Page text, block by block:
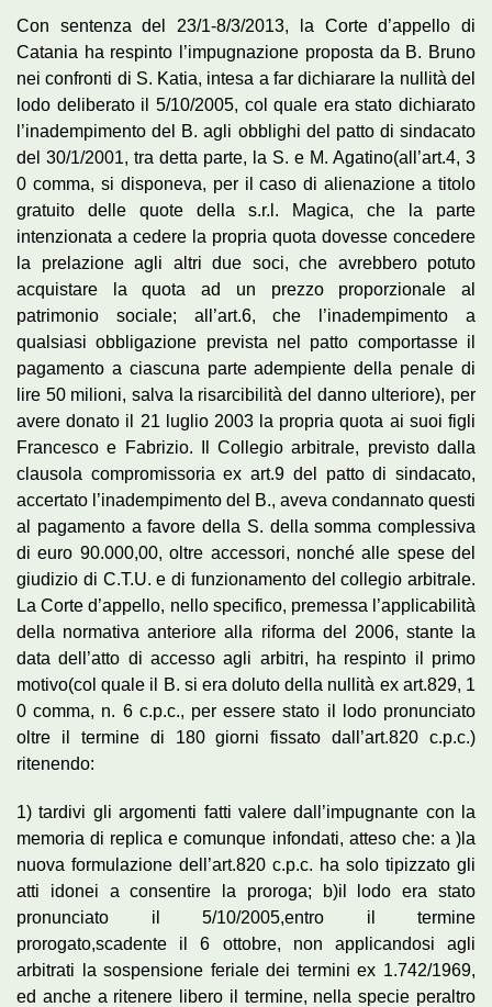
Con sentenza del 23/1-8/3/2013, la Corte d’appello di
Catania ha respinto l’impugnazione proposta da B. Bruno
nei confronti di S. Katia, intesa a far dichiarare la nullità del
lodo deliberato il 5/10/2005, col quale era stato dichiarato
l’inadempimento del B. agli obblighi del patto di sindacato
del 30/1/2001, tra detta parte, la S. e M. Agatino(all’art.4, 3
0 comma, si disponeva, per il caso di alienazione a titolo
gratuito delle quote della s.r.l. Magica, che la parte
intenzionata a cedere la propria quota dovesse concedere
la prelazione agli altri due soci, che avrebbero potuto
acquistare la quota ad un prezzo proporzionale al
patrimonio sociale; all’art.6, che l’inadempimento a
qualsiasi obbligazione prevista nel patto comportasse il
pagamento a ciascuna parte adempiente della penale di
lire 50 milioni, salva la risarcibilità del danno ulteriore), per
avere donato il 21 luglio 2003 la propria quota ai suoi figli
Francesco e Fabrizio. Il Collegio arbitrale, previsto dalla
clausola compromissoria ex art.9 del patto di sindacato,
accertato l’inadempimento del B., aveva condannato questi
al pagamento a favore della S. della somma complessiva
di euro 90.000,00, oltre accessori, nonché alle spese del
giudizio di C.T.U. e di funzionamento del collegio arbitrale.
La Corte d’appello, nello specifico, premessa l’applicabilità
della normativa anteriore alla riforma del 2006, stante la
data dell’atto di accesso agli arbitri, ha respinto il primo
motivo(col quale il B. si era doluto della nullità ex art.829, 1
0 comma, n. 6 c.p.c., per essere stato il lodo pronunciato
oltre il termine di 180 giorni fissato dall’art.820 c.p.c.)
ritenendo:
1) tardivi gli argomenti fatti valere dall’impugnante con la
memoria di replica e comunque infondati, atteso che: a )la
nuova formulazione dell’art.820 c.p.c. ha solo tipizzato gli
atti idonei a consentire la proroga; b)il lodo era stato
pronunciato il 5/10/2005,entro il termine
prorogato,scadente il 6 ottobre, non applicandosi agli
arbitrati la sospensione feriale dei termini ex 1.742/1969,
ed anche a ritenere libero il termine, nella specie peraltro